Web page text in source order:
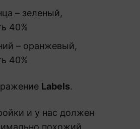
– зеленый,
40%
– оранжевый,
40%
Labels.
и у нас должен
похожий